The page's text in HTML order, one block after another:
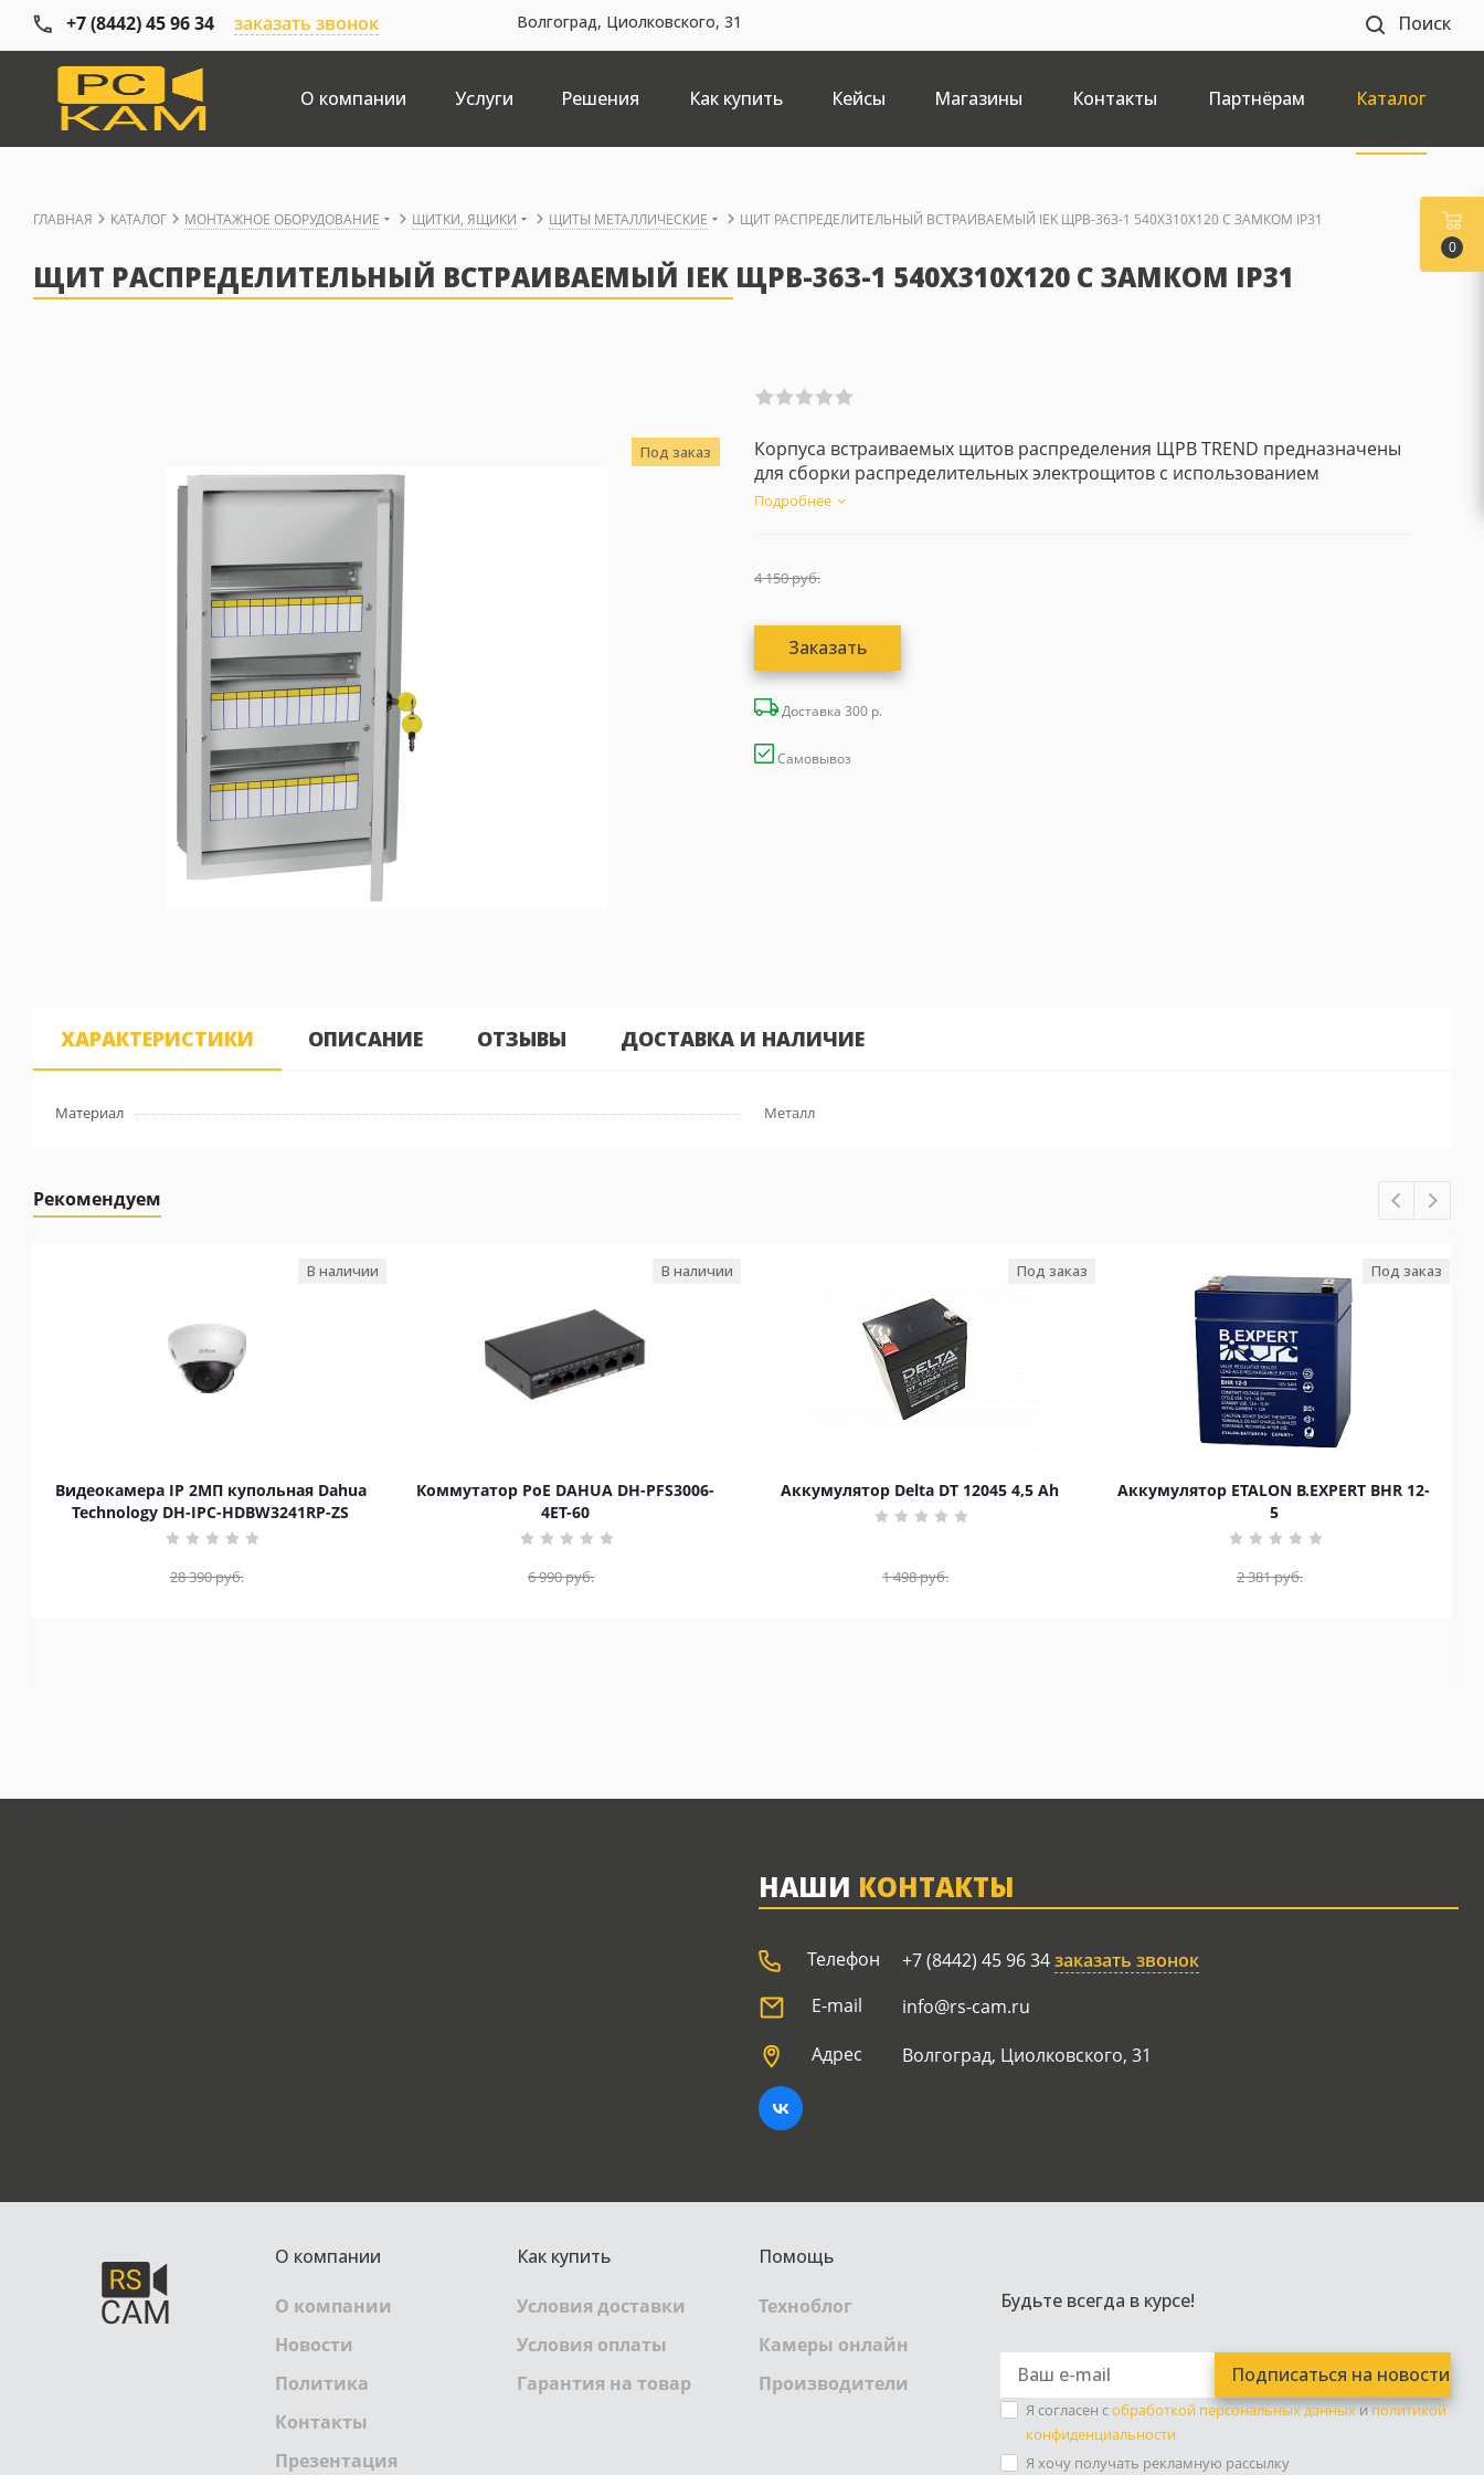
+7 (8442) 45 96 34 заказать звонок Волгоград, Циолковского, 31 Поиск
О компании Услуги Решения Как купить Кейсы Магазины Контакты Партнёрам Каталог
ГЛАВНАЯ КАТАЛОГ МОНТАЖНОЕ ОБОРУДОВАНИЕ ЩИТКИ, ЯЩИКИ ЩИТЫ МЕТАЛЛИЧЕСКИЕ ЩИТ РАСПРЕДЕЛИТЕЛЬНЫЙ ВСТРАИВАЕМЫЙ IEK ЩРВ-36З-1 540X310X120 С ЗАМКОМ IP31
ЩИТ РАСПРЕДЕЛИТЕЛЬНЫЙ ВСТРАИВАЕМЫЙ IEK ЩРВ-36З-1 540X310X120 С ЗАМКОМ IP31
Под заказ
Корпуса встраиваемых щитов распределения ЩРВ TREND предназначены
для сборки распределительных электрощитов с использованием
модульной...
Подробнее
4 150руб.
Заказать
Доставка 300 р.
Самовывоз
ХАРАКТЕРИСТИКИ ОПИСАНИЕ ОТЗЫВЫ ДОСТАВКА И НАЛИЧИЕ
Материал Металл
Рекомендуем
Видеокамера IP 2МП купольная Dahua
Technology DH-IPC-HDBW3241RP-ZS
В наличии
28 390руб.
Коммутатор PoE DAHUA DH-PFS3006-
4ET-60
В наличии
6 990руб.
Аккумулятор Delta DT 12045 4,5 Ah
Под заказ
1 498руб.
Аккумулятор ETALON B.EXPERT BHR 12-
5
Под заказ
2 381руб.
НАШИ КОНТАКТЫ
Телефон +7 (8442) 45 96 34заказать звонок
E-mail
info@rs-cam.ru
Адрес
Волгоград, Циолковского, 31
О компании
О компании
Новости
Политика
Контакты
Презентация
Как купить
Условия доставки
Условия оплаты
Гарантия на товар
Помощь
Техноблог
Камеры онлайн
Производители
Будьте всегда в курсе!
Я согласен собработкой персональных данныхиполитикой
конфиденциальности
Я хочу получать рекламную рассылку
0